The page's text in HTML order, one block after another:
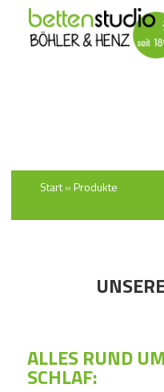
Start»Produkte
ALLES RUND
SCHLAF: